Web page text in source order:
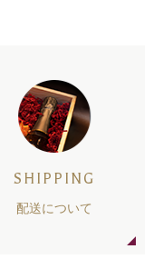
SHIPPING
配送について